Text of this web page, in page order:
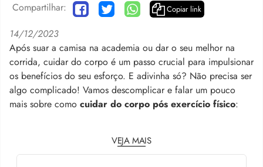
Compartilhar: Copiar link
14/12/2023
Após suar a camisa na academia ou dar o seu melhor na
corrida, cuidar do corpo é um passo crucial para impulsionar
os benefícios do seu esforço. E adivinha só? Não precisa ser
algo complicado! Vamos descomplicar e falar um pouco
mais sobre como cuidar do corpo pós exercício físico:
VEJA MAIS